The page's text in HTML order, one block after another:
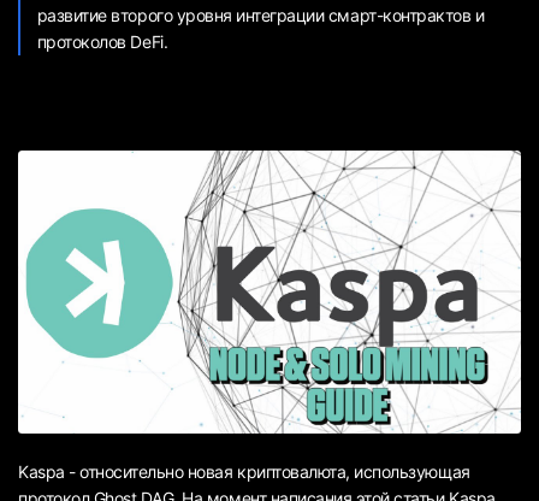
развитие второго уровня интеграции смарт-контрактов и
протоколов DeFi.
Kaspa - относительно новая криптовалюта, использующая